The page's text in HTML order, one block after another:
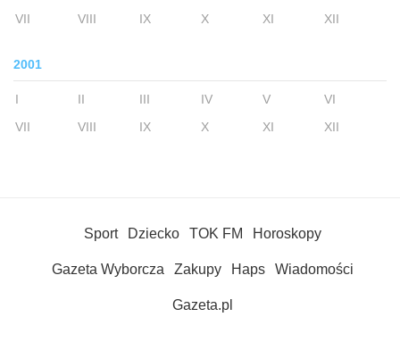
VII
VIII IX X XI XII
2001
I II III IV V
VI
VII
VIII IX X XI XII
Sport Dziecko TOK FM Horoskopy
Gazeta Wyborcza Zakupy Haps Wiadomości
Gazeta.pl